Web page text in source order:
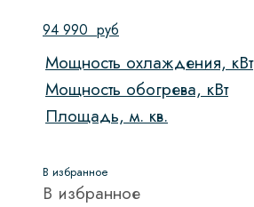
94 990 руб
Мощность охлаждения, кВт
Мощность обогрева, кВт
Площадь, м. кв.
В избранное
В избранное